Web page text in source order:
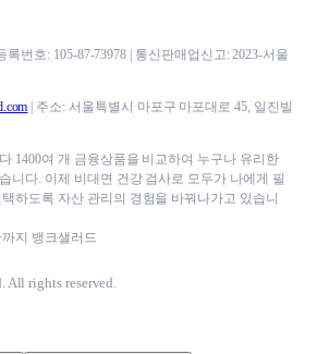
번호: 105-87-73978 | 통신판매업신고: 2023-서울
| 주소: 서울특별시 마포구 마포대로 45, 일진빌
1400여 개 금융상품을 비교하여 누구나 유리한
니다. 이제 비대면 건강 검사로 모두가 나에게 필
하도록 자산 관리의 경험을 바꿔나가고 있습니
지 뱅크샐러드
All rights reserved.